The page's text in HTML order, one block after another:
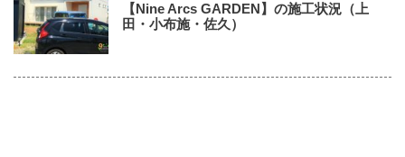
【Nine Arcs GARDEN】の施工状況（上
田・小布施・佐久）